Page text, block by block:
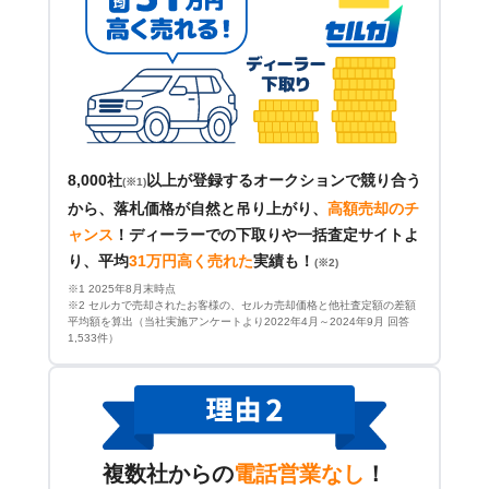
8,000社(※1) 以上が登録するオークションで競り合う
から、落札価格が自然と吊り上がり、 高額売却のチ
ャンス ！ ディーラーでの下取りや一括査定サイトよ
り、平均31万円高く売れた実績も！ (※2)
※1 2025年8月末時点
※2 セルカで売却されたお客様の、セルカ売却価格と他社査定額の差額
平均額を算出（当社実施アンケートより2022年4月～2024年9月 回答
1,533件）
複数社からの電話営業なし ！